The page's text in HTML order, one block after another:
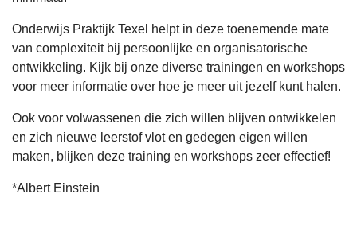
Onderwijs Praktijk Texel helpt in deze toenemende mate
van complexiteit bij persoonlijke en organisatorische
ontwikkeling. Kijk bij onze diverse trainingen en workshops
voor meer informatie over hoe je meer uit jezelf kunt halen.
Ook voor volwassenen die zich willen blijven ontwikkelen
en zich nieuwe leerstof vlot en gedegen eigen willen
maken, blijken deze training en workshops zeer effectief!
*Albert Einstein